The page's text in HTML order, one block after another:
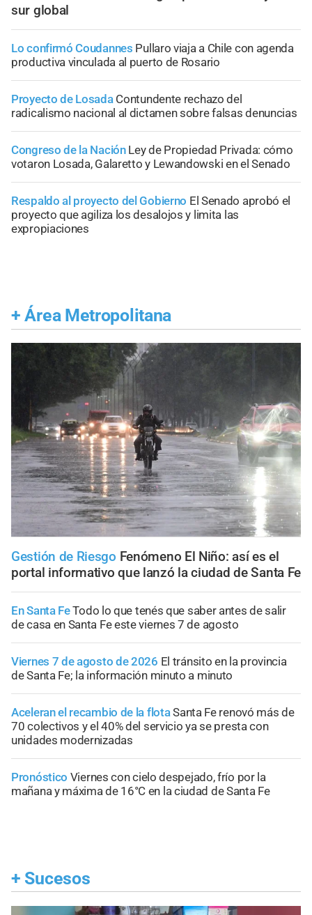
sur global
Lo confirmó Coudannes Pullaro viaja a Chile con agenda
productiva vinculada al puerto de Rosario
Proyecto de Losada Contundente rechazo del
radicalismo nacional al dictamen sobre falsas denuncias
Congreso de la Nación Ley de Propiedad Privada: cómo
votaron Losada, Galaretto y Lewandowski en el Senado
Respaldo al proyecto del Gobierno El Senado aprobó el
proyecto que agiliza los desalojos y limita las
expropiaciones
+ Área Metropolitana
Gestión de Riesgo Fenómeno El Niño: así es el
portal informativo que lanzó la ciudad de Santa Fe
En Santa FeTodo lo que tenés que saber antes de salir
de casa en Santa Fe este viernes 7 de agosto
Viernes 7 de agosto de 2026 El tránsito en la provincia
de Santa Fe; la información minuto a minuto
Aceleran el recambio de la flotaSanta Fe renovó más de
70 colectivos y el 40% del servicio ya se presta con
unidades modernizadas
Pronóstico Viernes con cielo despejado, frío por la
mañana y máxima de 16°C en la ciudad de Santa Fe
+ Sucesos